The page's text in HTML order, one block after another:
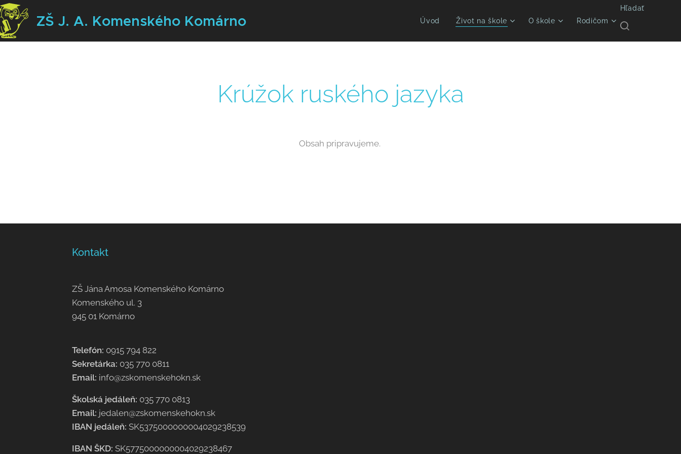
ZŠ J. A. Komenského Komárno Úvod Život na škole O škole Rodičom
Hľadať
Krúžok ruského jazyka
Obsah pripravujeme.
Kontakt
ZŠ Jána Amosa Komenského Komárno
Komenského ul. 3
945 01 Komárno
Telefón: 0915 794 822
Sekretárka: 035 770 0811
Email: info@zskomenskehokn.sk
Školská jedáleň: 035 770 0813
Email: jedalen@zskomenskehokn.sk
IBAN jedáleň: SK5375000000004029238539
IBAN ŠKD: SK5775000000004029238467